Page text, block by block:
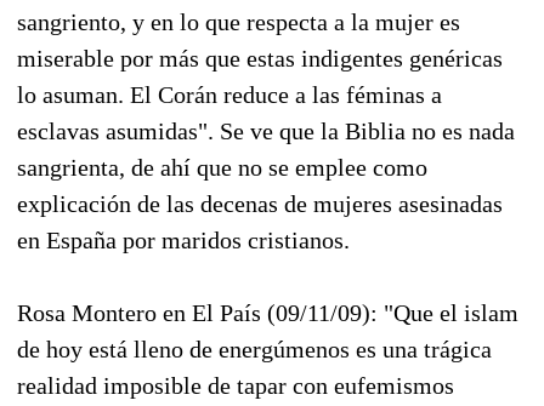
sangriento, y en lo que respecta a la mujer es
miserable por más que estas indigentes genéricas
lo asuman. El Corán reduce a las féminas a
esclavas asumidas". Se ve que la Biblia no es nada
sangrienta, de ahí que no se emplee como
explicación de las decenas de mujeres asesinadas
en España por maridos cristianos.
Rosa Montero en El País (09/11/09): "Que el islam
de hoy está lleno de energúmenos es una trágica
realidad imposible de tapar con eufemismos